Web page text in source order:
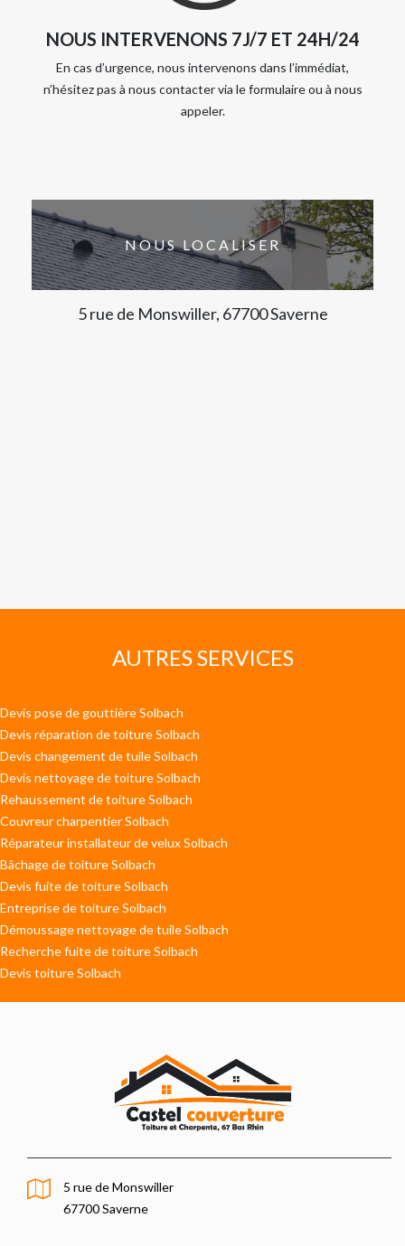
NOUS INTERVENONS 7J/7 ET 24H/24
En cas d’urgence, nous intervenons dans l’immédiat,
n’hésitez pas à nous contacter via le formulaire ou à nous
appeler.
NOUS LOCALISER
5 rue de Monswiller, 67700 Saverne
AUTRES SERVICES
Devis pose de gouttière Solbach
Devis réparation de toiture Solbach
Devis changement de tuile Solbach
Devis nettoyage de toiture Solbach
Rehaussement de toiture Solbach
Couvreur charpentier Solbach
Réparateur installateur de velux Solbach
Bâchage de toiture Solbach
Devis fuite de toiture Solbach
Entreprise de toiture Solbach
Démoussage nettoyage de tuile Solbach
Recherche fuite de toiture Solbach
Devis toiture Solbach
5 rue de Monswiller
67700 Saverne